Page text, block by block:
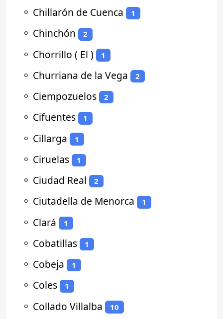
⚬ Chillarón de Cuenca 1
⚬ Chinchón 2
⚬ Chorrillo ( El ) 1
⚬ Churriana de la Vega 2
⚬ Ciempozuelos 2
⚬ Cifuentes 1
⚬ Cillarga 1
⚬ Ciruelas 1
⚬ Ciudad Real 2
⚬ Ciutadella de Menorca 1
⚬ Clará 1
⚬ Cobatillas 1
⚬ Cobeja 1
⚬ Coles 1
⚬ Collado Villalba 10